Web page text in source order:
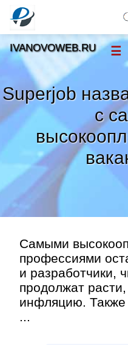
Superjob
с
Самыми
профессиями
и разработчики,
продолжат
инфляцию. Также
...
IVANOVOWEB.RU ☰
Тренды новостей»
Рубрики»
Правила »